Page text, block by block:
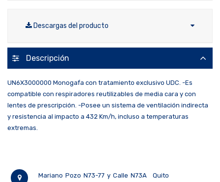
Descargas del producto
Descripción
UN6X3000000 Monogafa con tratamiento exclusivo UDC. -Es
compatible con respiradores reutilizables de media cara y con
lentes de prescripción. -Posee un sistema de ventilación indirecta
y resistencia al impacto a 432 Km/h, incluso a temperaturas
extremas.
Mariano Pozo N73-77 y Calle N73A
Quito